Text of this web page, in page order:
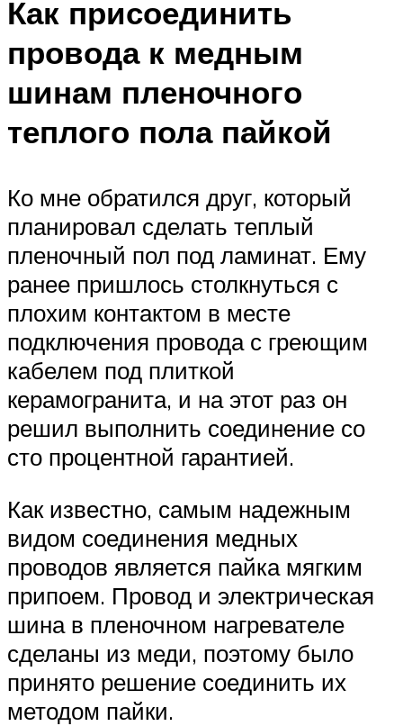
Как присоединить
провода к медным
шинам пленочного
теплого пола пайкой
Ко мне обратился друг, который
планировал сделать теплый
пленочный пол под ламинат. Ему
ранее пришлось столкнуться с
плохим контактом в месте
подключения провода с греющим
кабелем под плиткой
керамогранита, и на этот раз он
решил выполнить соединение со
сто процентной гарантией.
Как известно, самым надежным
видом соединения медных
проводов является пайка мягким
припоем. Провод и электрическая
шина в пленочном нагревателе
сделаны из меди, поэтому было
принято решение соединить их
методом пайки.